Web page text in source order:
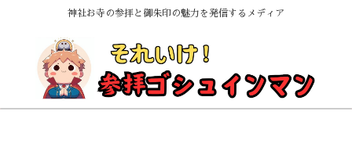
神社お寺の参拝と御朱印の魅力を発信するメディア